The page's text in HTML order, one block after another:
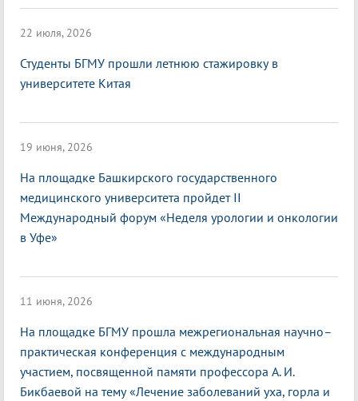
22 июля, 2026
Студенты БГМУ прошли летнюю стажировку в
университете Китая
19 июня, 2026
На площадке Башкирского государственного
медицинского университета пройдет II
Международный форум «Неделя урологии и онкологии
в Уфе»
11 июня, 2026
На площадке БГМУ прошла межрегиональная научно–
практическая конференция с международным
участием, посвященной памяти профессора А. И.
Бикбаевой на тему «Лечение заболеваний уха, горла и